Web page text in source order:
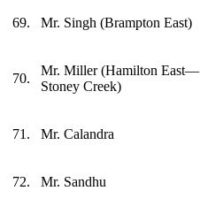
69. Mr. Singh (Brampton East)
70.
Mr. Miller (Hamilton East—
Stoney Creek)
71. Mr. Calandra
72. Mr. Sandhu